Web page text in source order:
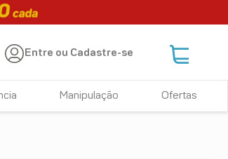
Entre ou Cadastre-se
Manipulação Ofertas